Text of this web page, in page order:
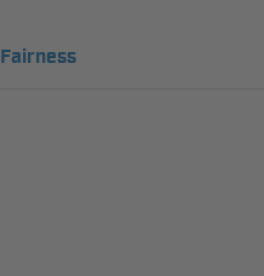
Fairness